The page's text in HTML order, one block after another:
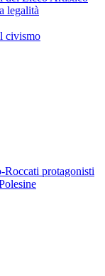
legalità
civismo
protagonisti